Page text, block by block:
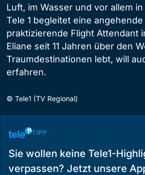
Luft, im Wasser und vor allem
Tele 1 begleitet eine
praktizierende Flight Attendant
Eliane seit 11 Jahren über den
Traumdestinationen lebt, will
erfahren.
© Tele1 (TV Regional)
TIPP
Sie wollen keine Tele1-
verpassen? Jetzt unsere